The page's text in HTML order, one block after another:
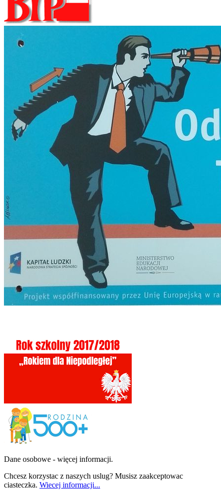
Dane osobowe - więcej informacji.
Chcesz korzystac z naszych uslug? Musisz zaakceptowac
ciasteczka. Wiecej informacji...